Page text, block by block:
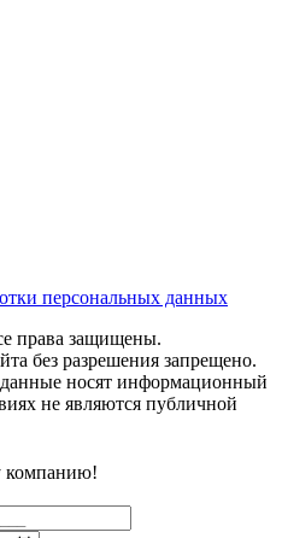
персональных данных
права защищены.
без разрешения запрещено.
носят информационный
не являются публичной
компанию!